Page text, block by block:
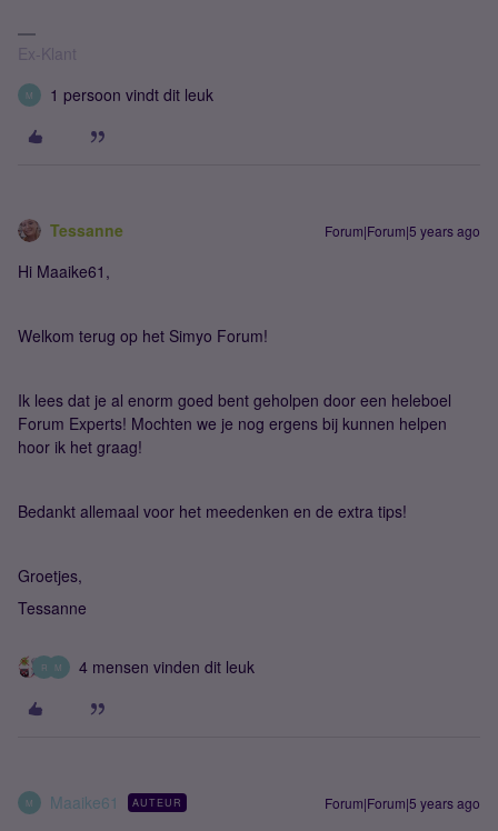
Ex-Klant
M 1 persoon vindt dit leuk
Tessanne Forum|Forum|5 years ago
Hi Maaike61,
Welkom terug op het Simyo Forum!
Ik lees dat je al enorm goed bent geholpen door een heleboel
Forum Experts! Mochten we je nog ergens bij kunnen helpen
hoor ik het graag!
Bedankt allemaal voor het meedenken en de extra tips!
Groetjes,
Tessanne
R M 4 mensen vinden dit leuk
M Maaike61 AUTEUR Forum|Forum|5 years ago